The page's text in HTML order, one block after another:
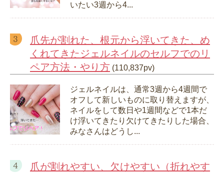
いたい3週から4...
爪先が割れた、根元から浮いてきた、め
くれてきたジェルネイルのセルフでのリ
ペア方法・やり方 (110,837pv)
ジェルネイルは、通常3週から4週間で
オフして新しいものに取り替えますが、
ネイルをして数日や1週間などで1本だ
け浮いてきたり欠けてきたりした場合、
みなさんはどうし...
爪が割れやすい、欠けやすい（折れやす